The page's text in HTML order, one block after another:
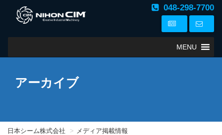
048-298-7700
MENU
アーカイブ
日本シーム株式会社
メディア掲載情報